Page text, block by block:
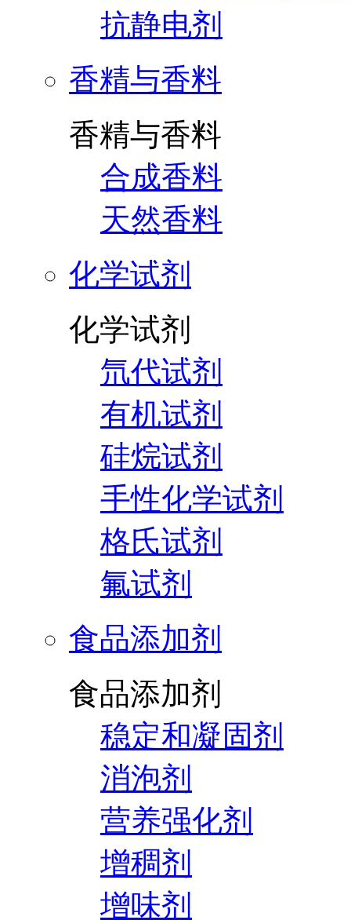
抗静电剂
香精与香料
香精与香料
合成香料
天然香料
化学试剂
化学试剂
氘代试剂
有机试剂
硅烷试剂
手性化学试剂
格氏试剂
氟试剂
食品添加剂
食品添加剂
稳定和凝固剂
消泡剂
营养强化剂
增稠剂
增味剂